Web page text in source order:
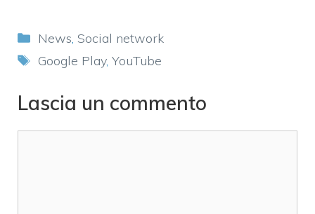
Categorie
News, Social network
Tag
Google Play, YouTube
Lascia un commento